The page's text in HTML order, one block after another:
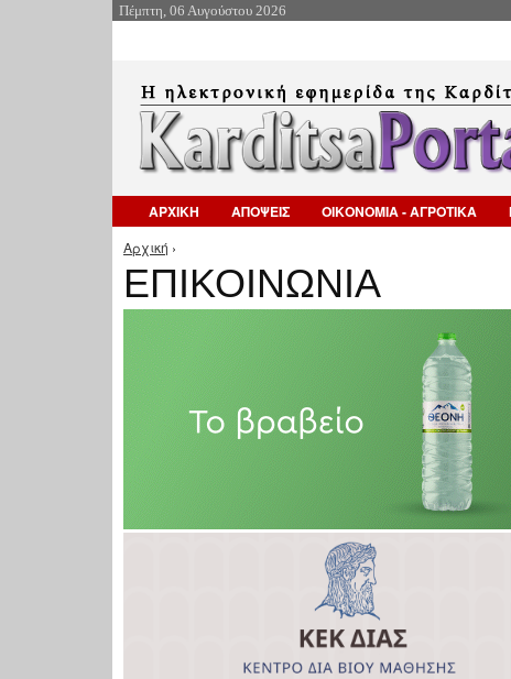
Πέμπτη, 06 Αυγούστου 2026
ΑΡΧΙΚΗ ΑΠΟΨΕΙΣ ΟΙΚΟΝΟΜΙΑ - ΑΓΡΟΤΙΚΑ
Είστε εδώ
Αρχική ›
ΕΠΙΚΟΙΝΩΝΙΑ